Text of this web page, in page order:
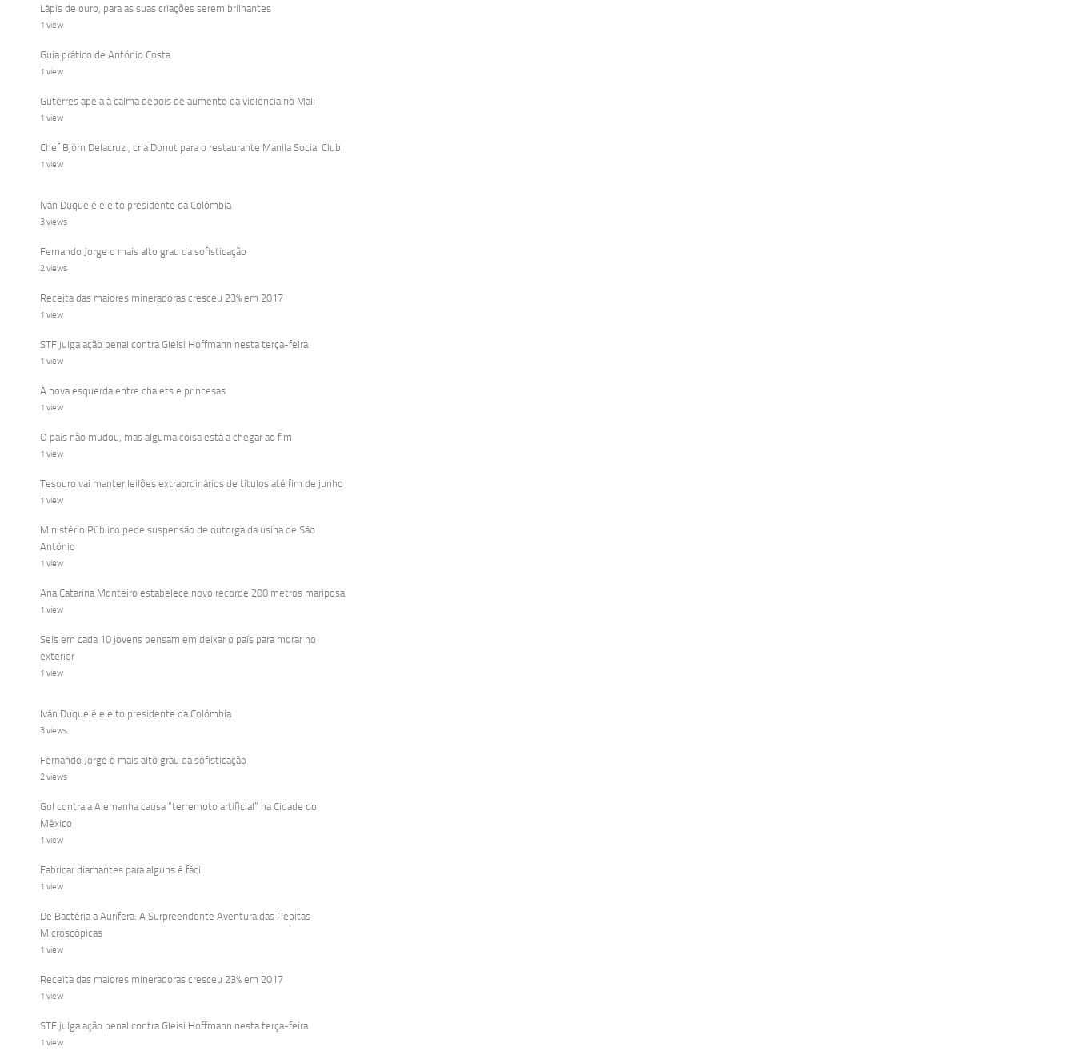
Lápis de ouro, para as suas criações serem brilhantes
1 view
Guia prático de António Costa
1 view
Guterres apela à calma depois de aumento da violência no Mali
1 view
Chef Björn Delacruz , cria Donut para o restaurante Manila Social Club
1 view
Iván Duque é eleito presidente da Colômbia
3 views
Fernando Jorge o mais alto grau da sofisticação
2 views
Receita das maiores mineradoras cresceu 23% em 2017
1 view
STF julga ação penal contra Gleisi Hoffmann nesta terça-feira
1 view
A nova esquerda entre chalets e princesas
1 view
O país não mudou, mas alguma coisa está a chegar ao fim
1 view
Tesouro vai manter leilões extraordinários de títulos até fim de junho
1 view
Ministério Público pede suspensão de outorga da usina de São
Antônio
1 view
Ana Catarina Monteiro estabelece novo recorde 200 metros mariposa
1 view
Seis em cada 10 jovens pensam em deixar o país para morar no
exterior
1 view
Iván Duque é eleito presidente da Colômbia
3 views
Fernando Jorge o mais alto grau da sofisticação
2 views
Gol contra a Alemanha causa “terremoto artificial” na Cidade do
México
1 view
Fabricar diamantes para alguns é fácil
1 view
De Bactéria a Aurífera: A Surpreendente Aventura das Pepitas
Microscópicas
1 view
Receita das maiores mineradoras cresceu 23% em 2017
1 view
STF julga ação penal contra Gleisi Hoffmann nesta terça-feira
1 view